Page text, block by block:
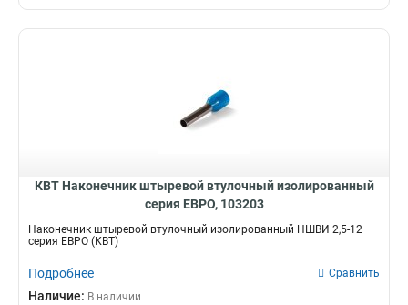
КВТ Наконечник штыревой втулочный изолированный
серия ЕВРО, 103203
Наконечник штыревой втулочный изолированный НШВИ 2,5-12
серия ЕВРО (КВТ)
Подробнее Сравнить
Наличие: В наличии